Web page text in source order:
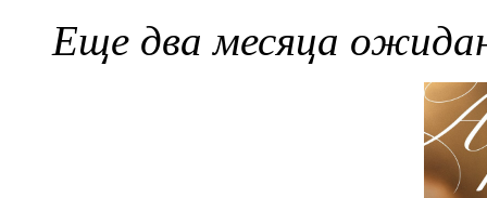
Еще два месяца